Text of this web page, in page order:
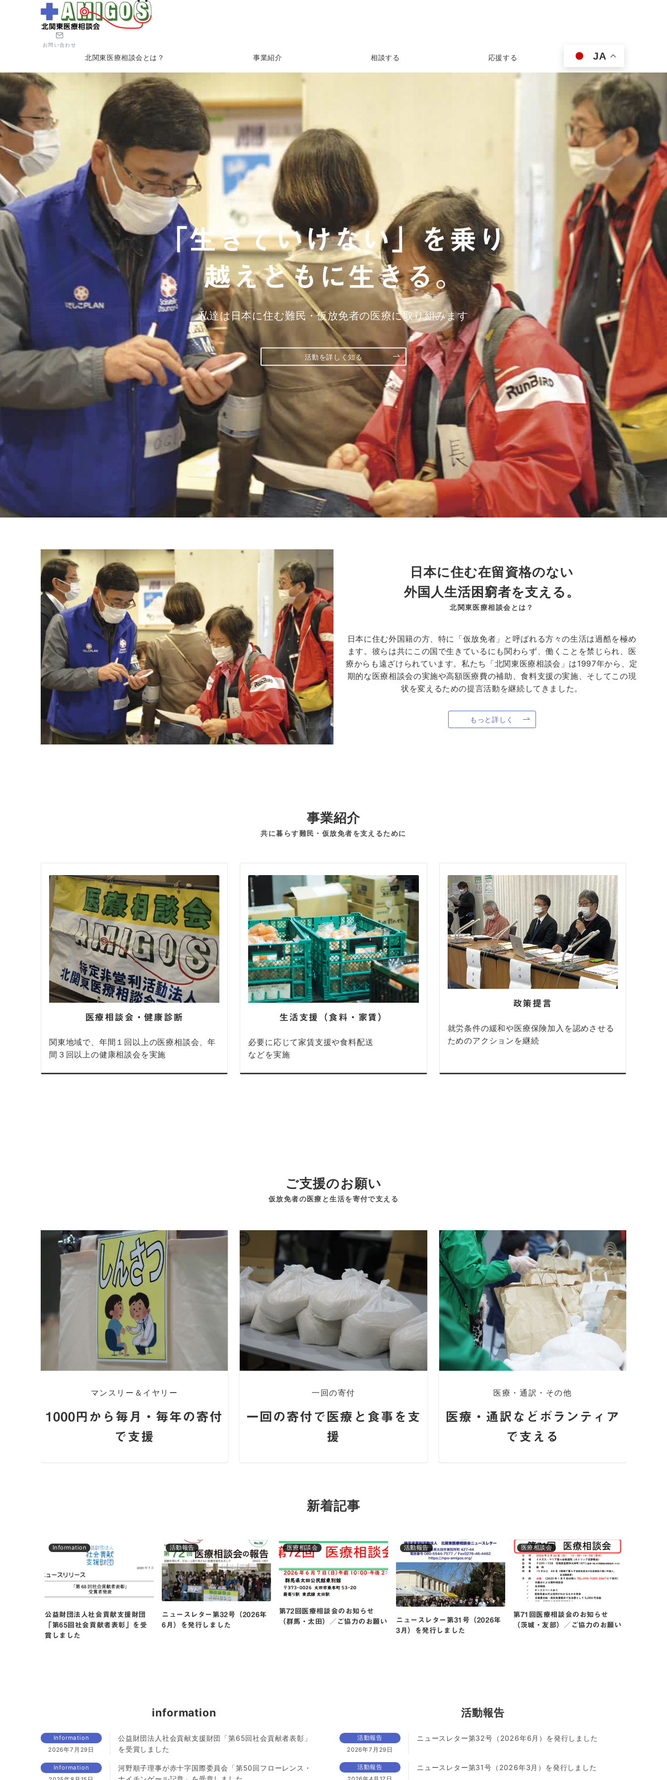
お問い合わせ
北関東医療相談会とは？ 事業紹介 相談する 応援する JA
「生きていけない」を乗り
越えともに生きる。
私達は日本に住む難民・仮放免者の医療に取り組みます
活動を詳しく知る
日本に住む仮放免者の実態
調査をおこないました
住まいを失っていることが判明
報告書を見る
医療相談会を定期的に行っ
ています
健康を守ります
最新の開催はこちら
日本に住む在留資格のない
外国人生活困窮者を支える。
北関東医療相談会とは？
日本に住む外国籍の方、特に「仮放免者」と呼ばれる方々の生活は過酷を極め
ます。彼らは共にこの国で生きているにも関わらず、働くことを禁じられ、医
療からも遠ざけられています。私たち「北関東医療相談会」は1997年から、定
期的な医療相談会の実施や高額医療費の補助、食料支援の実施、そしてこの現
状を変えるための提言活動を継続してきました。
もっと詳しく
事業紹介
共に暮らす難民・仮放免者を支えるために
医療相談会・健康診断
関東地域で、年間１回以上の医療相談会、年
間３回以上の健康相談会を実施
生活支援（食料・家賃）
必要に応じて家賃支援や食料配送
などを実施
政策提言
就労条件の緩和や医療保険加入を認めさせる
ためのアクションを継続
ご支援のお願い
仮放免者の医療と生活を寄付で支える
マンスリー＆イヤリー
1000円から毎月・毎年の寄付
で支援
一回の寄付
一回の寄付で医療と食事を支
援
医療・通訳・その他
医療・通訳などボランティア
で支える
新着記事
Information
公益財団法人社会貢献支援財団
「第65回社会貢献者表彰」を受
賞しました
活動報告
ニュースレター第32号（2026年
6月）を発行しました
医療相談会
第72回医療相談会のお知らせ
（群馬・太田）／ご協力のお願い
活動報告
ニュースレター第31号（2026年
3月）を発行しました
医療相談会
第71回医療相談会のお知らせ
（茨城・友部）／ご協力のお願い
information
Information
2026年7月29日
公益財団法人社会貢献支援財団「第65回社会貢献者表彰」
を受賞しました
Information
河野順子理事が赤十字国際委員会「第50回フローレンス・
活動報告
活動報告
2026年7月29日
ニュースレター第32号（2026年6月）を発行しました
活動報告
ニュースレター第31号（2026年3月）を発行しました